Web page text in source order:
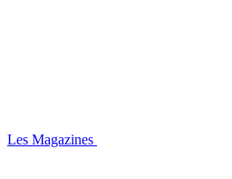
Les Magazines